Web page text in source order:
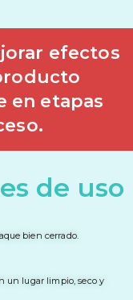
efectos
en etapas
de uso
bien cerrado.
un lugar limpio, seco y